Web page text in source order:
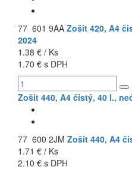
77 601 9AA Zošit 420, A4
2024
1.38 € / Ks
1.70 € s DPH
Zošit 440, A4 čistý, 40 l.,
77 600 2JM Zošit 440, A4
1.71 € / Ks
2.10 € s DPH